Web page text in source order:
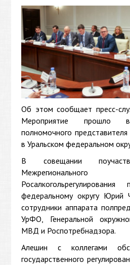
Об этом сообщает пресс-
Мероприятие прошло
полномочного
в Уральском федеральном
В совещании
Межрегионального
федеральному округу Юрий
сотрудники аппарата
УрФО, Генеральной
МВД и Роспотребнадзора.
Алешин с коллегами
государственного